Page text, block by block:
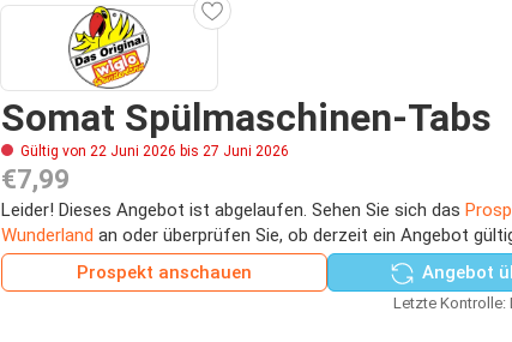
Somat Spülmaschinen-Tabs
Gültig von 22 Juni 2026 bis 27 Juni 2026
€7,99
Leider! Dieses Angebot ist abgelaufen. Sehen Sie sich das
Wunderland an oder überprüfen Sie, ob derzeit ein Angebot
Prospekt anschauen
Angebot
Letzte Kontrolle: